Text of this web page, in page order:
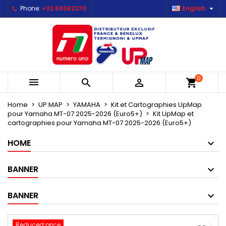
Phone: +32 69362270 English 
   shopping_cart0
Home UP MAP YAMAHA
Kit et Cartographies UpMap
pour Yamaha MT-07 2025-2026 (Euro5+)
Kit UpMap et
cartographies pour Yamaha MT-07 2025-2026 (Euro5+)
HOME
BANNER
BANNER
Mes listes d'envies ×
Créer une nouvelle liste
Create wishlist ×
Wishlist name
Sign in ×
You need to be logged in to save products in your
Cancel Sign in